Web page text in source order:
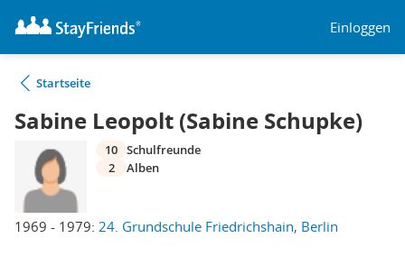
Einloggen
Startseite
Sabine Leopolt (Sabine Schupke)
1969 - 1979: 24. Grundschule Friedrichshain, Berlin
10 Schulfreunde
2
Alben